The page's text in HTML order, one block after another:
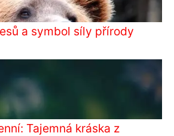
a symbol síly přírody
Tajemná kráska z